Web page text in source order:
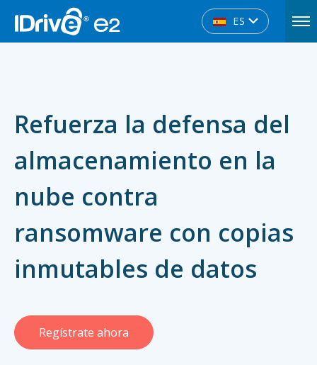
ES
Refuerza la defensa del
almacenamiento en la
nube contra
ransomware con copias
inmutables de datos
Regístrate ahora